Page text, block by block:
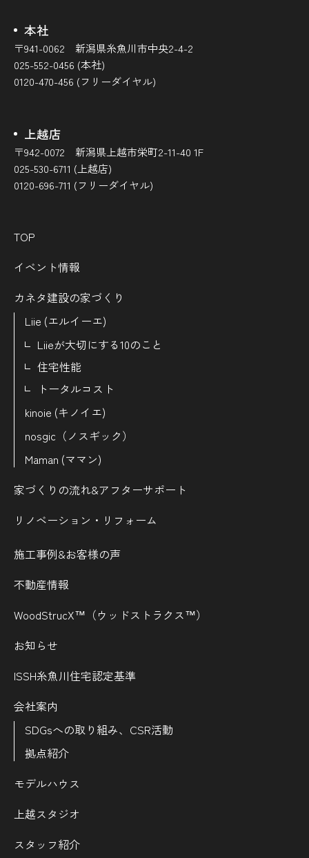
本社
〒941-0062 新潟県糸魚川市中央2-4-2
025-552-0456 (本社)
0120-470-456 (フリーダイヤル)
上越店
〒942-0072 新潟県上越市栄町2-11-40 1F
025-530-6711 (上越店)
0120-696-711 (フリーダイヤル)
TOP
イベント情報
カネタ建設の家づくり
Liie (エルイーエ)
Liieが大切にする10のこと
住宅性能
トータルコスト
kinoie (キノイエ)
nosgic（ノスギック）
Maman (ママン)
家づくりの流れ&アフターサポート
リノベーション・リフォーム
施工事例&お客様の声
不動産情報
WoodStrucX™（ウッドストラクス™）
お知らせ
ISSH糸魚川住宅認定基準
会社案内
SDGsへの取り組み、CSR活動
拠点紹介
モデルハウス
上越スタジオ
スタッフ紹介